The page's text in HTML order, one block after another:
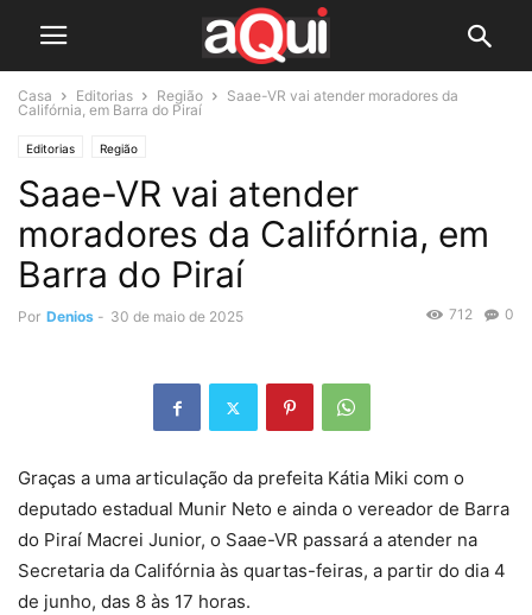
Casa Editorias Região
Saae-VR vai atender moradores da
Califórnia, em Barra do Piraí
Editorias Região
Saae-VR vai atender
moradores da Califórnia, em
Barra do Piraí
Por Denios - 30 de maio de 2025 0
712
Graças a uma articulação da prefeita Kátia Miki com o
deputado estadual Munir Neto e ainda o vereador de Barra
do Piraí Macrei Junior, o Saae-VR passará a atender na
Secretaria da Califórnia às quartas-feiras, a partir do dia 4
de junho, das 8 às 17 horas.